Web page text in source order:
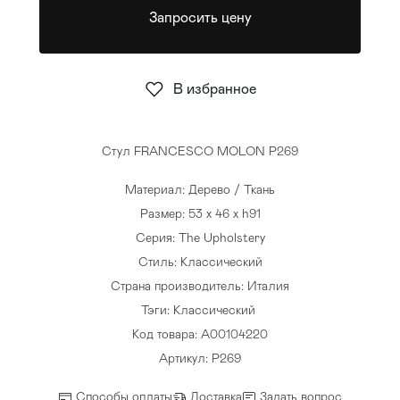
Стул FRANCESCO MOLON P269
Материал: Дерево / Ткань
Размер: 53 x 46 x h91
Серия: The Upholstery
Стиль: Классический
Страна производитель: Италия
Тэги: Классический
Код товара: A00104220
Артикул: P269
Способы оплаты Доставка Задать вопрос
Запросить цену
В избранное